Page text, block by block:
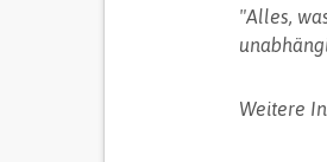
"Alles,
Weitere